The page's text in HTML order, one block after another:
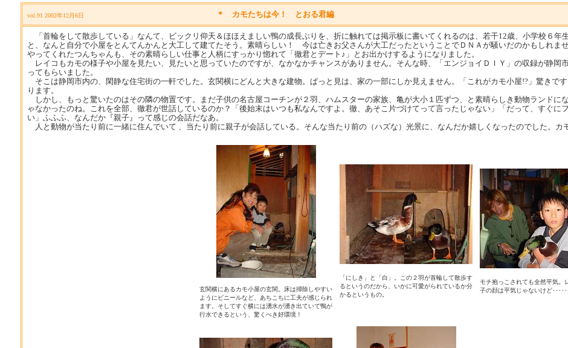
vol.91 2002年12月6日 ＊ カモたちは今！ とおる君編
「首輪をして散歩している」なんて、ビックリ仰天＆ほほえましい鴨の成長ぶりを、折に触れては掲示板に書いてくれるのは、若干12歳、小学校６
と、なんと自分で小屋をとんてんかんと大工して建てたそう。素晴らしい！ 今は亡きお父さんが大工だったということでＤＮＡが騒いだのかもしれま
やってくれたつんちゃんも、その素晴らしい仕事と人柄にすっかり惚れて「徹君とデート♪」とお出かけするようになりました。
レイコもカモの様子や小屋を見たい、見たいと思っていたのですが、なかなかチャンスがありません。そんな時、「エンジョイＤＩＹ」の収録が静岡
ってもらいました。
そこは静岡市内の、閑静な住宅街の一軒でした。玄関横にどんと大きな建物。ぱっと見は、家の一部にしか見えません。「これがカモ小屋!?」驚きで
ります。
しかし、もっと驚いたのはその隣の物置です。まだ子供の名古屋コーチンが２羽、ハムスターの家族、亀が大小１匹ずつ、と素晴らしき動物ランドに
ゃなかったのね。これを全部、徹君が世話しているのか？「後始末はいつも私なんですよ。徹、あそこ片づけてって言ったじゃない」「だって、すぐに
い」ふふふ、なんだか『親子』って感じの会話だなあ。
人と動物が当たり前に一緒に住んでいて 、当たり前に親子が会話している。そんな当たり前の（ハズな）光景に、なんだか嬉しくなったのでした。カ
「にしき」と「白」。この２羽が首輪して散歩す
るというのだから、いかに可愛がられているか分
かるというもの。
モチ抱っこされても全然平気。
子の顔は平気じゃないけど･････
玄関横にあるカモ小屋の玄関。床は掃除しやすい
ようにビニールなど、あちこちに工夫が感じられ
ます。そしてすぐ横には湧水が湧き出ていて鴨が
行水できるという、驚くべき好環境！